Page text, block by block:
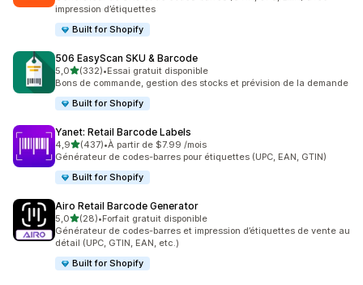
impression d’étiquettes
Built for Shopify
506 EasyScan SKU & Barcode
5,0étoile(s) sur 5
(332)
332 avis au total
•Essai gratuit disponible
Bons de commande, gestion des stocks et prévision de la demande
Built for Shopify
Yanet: Retail Barcode Labels
4,9étoile(s) sur 5
(437)
437 avis au total
•À partir de $7.99 /mois
Générateur de codes-barres pour étiquettes (UPC, EAN, GTIN)
Built for Shopify
Airo Retail Barcode Generator
5,0étoile(s) sur 5
(28)
28 avis au total
•Forfait gratuit disponible
Générateur de codes-barres et impression d’étiquettes de vente au
détail (UPC, GTIN, EAN, etc.)
Built for Shopify